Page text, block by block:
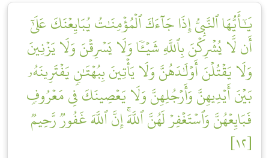
يَٰٓأَيُّهَا ٱلنَّبِيُّ إِذَا جَآءَكَ ٱلۡمُؤۡمِنَٰتُ يُبَايِعۡنَكَ عَلَىٰٓ
أَن لَّا يُشۡرِكۡنَ بِٱللَّهِ شَيۡـٔٗا وَلَا يَسۡرِقۡنَ وَلَا يَزۡنِينَ
وَلَا يَقۡتُلۡنَ أَوۡلَٰدَهُنَّ وَلَا يَأۡتِينَ بِبُهۡتَٰنٖ يَفۡتَرِينَهُۥ
بَيۡنَ أَيۡدِيهِنَّ وَأَرۡجُلِهِنَّ وَلَا يَعۡصِينَكَ فِي مَعۡرُوفٖ
فَبَايِعۡهُنَّ وَٱسۡتَغۡفِرۡ لَهُنَّ ٱللَّهَۚ إِنَّ ٱللَّهَ غَفُورٞ رَّحِيمٞ
[١٢]